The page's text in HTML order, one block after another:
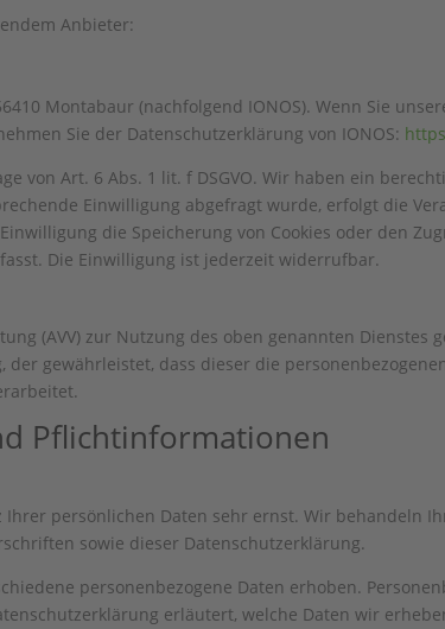
Anbieter:
Montabaur (nachfolgend IONOS). Wenn Sie
Sie der Datenschutzerklärung von IONOS:
von Art. 6 Abs. 1 lit. f DSGVO. Wir haben ein
Einwilligung abgefragt wurde, erfolgt die
Einwilligung die Speicherung von Cookies oder den
Die Einwilligung ist jederzeit widerrufbar.
(AVV) zur Nutzung des oben genannten Dienstes
gewährleistet, dass dieser die
Pflicht­informationen
persönlichen Daten sehr ernst. Wir behandeln
sowie dieser Datenschutzerklärung.
personenbezogene Daten erhoben.
erläutert, welche Daten wir